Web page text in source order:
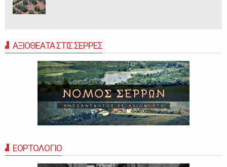
ΑΞΙΟΘΕΑΤΑ ΣΤΙΣ ΣΕΡΡΕΣ
ΕΟΡΤΟΛΟΓΙΟ